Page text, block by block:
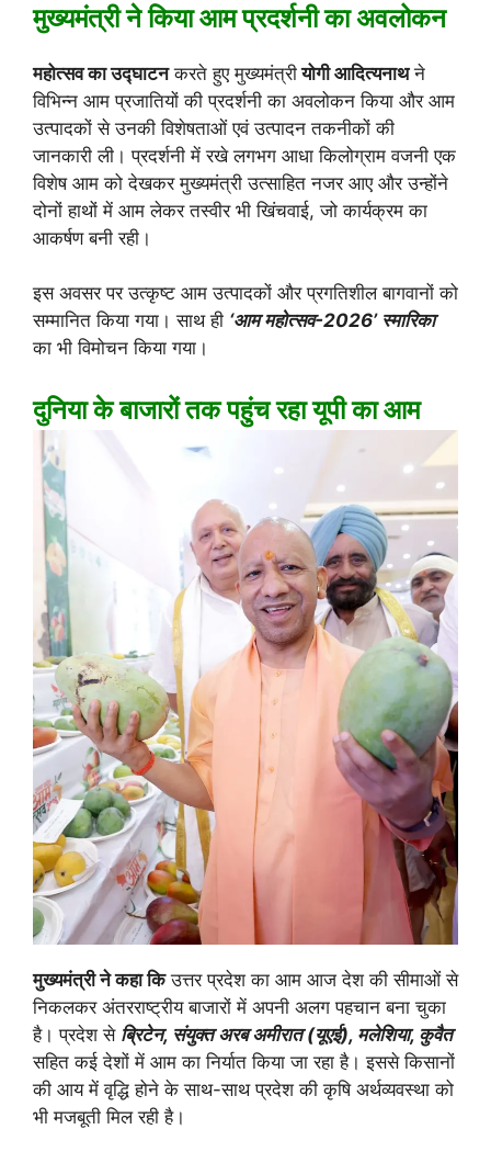
मुख्यमंत्री ने किया आम प्रदर्शनी का अवलोकन
महोत्सव का उद्घाटनकरते हुए मुख्यमंत्रीयोगी आदित्यनाथने
विभिन्न आम प्रजातियों की प्रदर्शनी का अवलोकन किया और आम
उत्पादकों से उनकी विशेषताओं एवं उत्पादन तकनीकों की
जानकारी ली। प्रदर्शनी में रखे लगभग आधा किलोग्राम वजनी एक
विशेष आम को देखकर मुख्यमंत्री उत्साहित नजर आए और उन्होंने
दोनों हाथों में आम लेकर तस्वीर भी खिंचवाई, जो कार्यक्रम का
आकर्षण बनी रही।
इस अवसर पर उत्कृष्ट आम उत्पादकों और प्रगतिशील बागवानों को
सम्मानित किया गया। साथ ही ‘आम महोत्सव-2026’ स्मारिका
का भी विमोचन किया गया।
दुनिया के बाजारों तक पहुंच रहा यूपी का आम
मुख्यमंत्री ने कहा किउत्तर प्रदेश का आम आज देश की सीमाओं से
निकलकर अंतरराष्ट्रीय बाजारों में अपनी अलग पहचान बना चुका
है। प्रदेश से ब्रिटेन, संयुक्त अरब अमीरात (यूएई), मलेशिया, कुवैत
सहित कई देशों में आम का निर्यात किया जा रहा है। इससे किसानों
की आय में वृद्धि होने के साथ-साथ प्रदेश की कृषि अर्थव्यवस्था को
भी मजबूती मिल रही है।